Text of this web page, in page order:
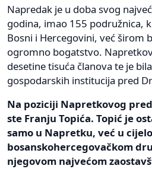
Napredak je u doba svog
godina, imao 155 podružnica,
Bosni i Hercegovini, već širom
ogromno bogatstvo.
desetine tisuća članova te je
gospodarskih institucija pred
Na poziciji Napretkovog
ste Franju Topića. Topić je
samo u Napretku, već u
bosanskohercegovačkom
njegovom najvećom